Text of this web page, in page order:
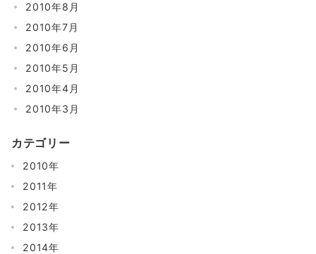
2010年8月
2010年7月
2010年6月
2010年5月
2010年4月
2010年3月
カテゴリー
2010年
2011年
2012年
2013年
2014年